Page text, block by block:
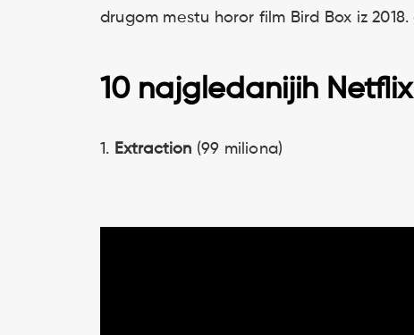
drugom mestu horor film Bird Box iz 2018.
10 najgledanijih
1. Extraction (99 miliona)